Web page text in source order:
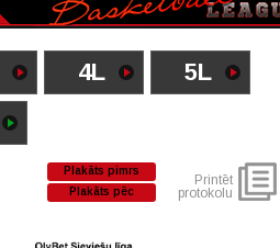
4L
5L
Plakāts pimrs
Plakāts pēc
Printēt
protokolu